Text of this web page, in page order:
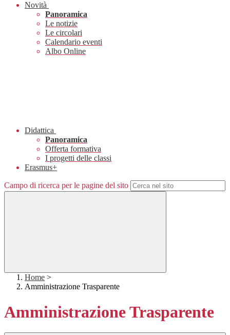
Novità
Panoramica
Le notizie
Le circolari
Calendario eventi
Albo Online
Didattica
Panoramica
Offerta formativa
I progetti delle classi
Erasmus+
Campo di ricerca per le pagine del sito
Home >
Amministrazione Trasparente
Amministrazione Trasparente